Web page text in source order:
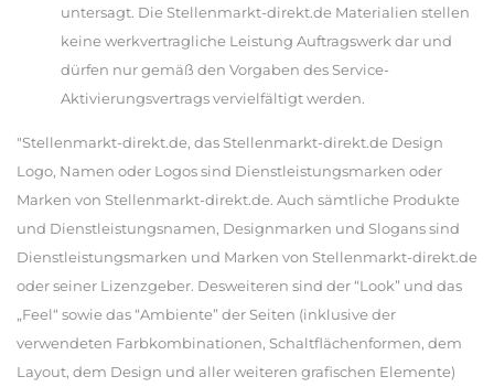
untersagt. Die Stellenmarkt-direkt.de Materialien stellen
keine werkvertragliche Leistung Auftragswerk dar und
dürfen nur gemäß den Vorgaben des Service-
Aktivierungsvertrags vervielfältigt werden.
"Stellenmarkt-direkt.de, das Stellenmarkt-direkt.de Design
Logo, Namen oder Logos sind Dienstleistungsmarken oder
Marken von Stellenmarkt-direkt.de. Auch sämtliche Produkte
und Dienstleistungsnamen, Designmarken und Slogans sind
Dienstleistungsmarken und Marken von Stellenmarkt-direkt.de
oder seiner Lizenzgeber. Desweiteren sind der “Look” und das
„Feel“ sowie das “Ambiente” der Seiten (inklusive der
verwendeten Farbkombinationen, Schaltflächenformen, dem
Layout, dem Design und aller weiteren grafischen Elemente)